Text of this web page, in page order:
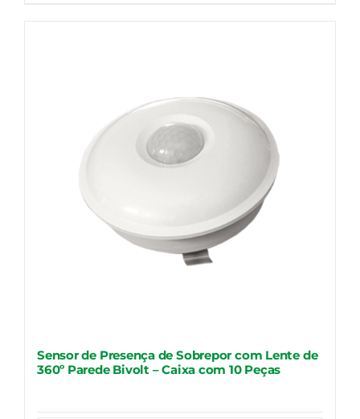
Sensor de Presença de Sobrepor com Lente de
360º Parede Bivolt – Caixa com 10 Peças